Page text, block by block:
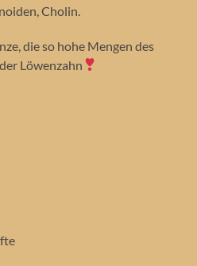
Cholin.
die so hohe Mengen des
Löwenzahn